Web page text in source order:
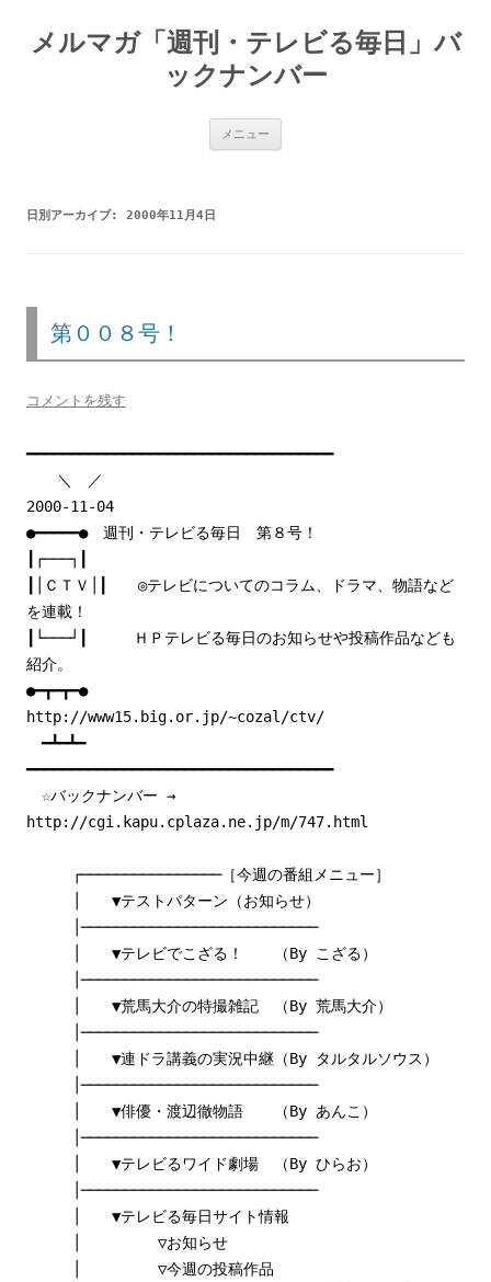
メルマガ「週刊・テレビる毎日」バ
ックナンバー
メニュー
日別アーカイブ: 2000年11月4日
第００８号！
コメントを残す
━━━━━━━━━━━━━━━━━━━━━━━━━━━━━━━━━━━
＼ ／
2000-11-04
●━━━━━● 週刊・テレビる毎日 第８号！
┃┌───┐┃
┃│ＣＴＶ│┃ ◎テレビについてのコラム、ドラマ、物語など
を連載！
┃└───┘┃ ＨＰテレビる毎日のお知らせや投稿作品なども
紹介。
●━┳━┳━●
http://www15.big.or.jp/~cozal/ctv/
━┻━┻━
━━━━━━━━━━━━━━━━━━━━━━━━━━━━━━━━━━━
☆バックナンバー →
http://cgi.kapu.cplaza.ne.jp/m/747.html
┌────────────────［今週の番組メニュー］
│ ▼テストパターン（お知らせ）
│───────────────────────────
│ ▼テレビでこざる！ （By こざる）
│───────────────────────────
│ ▼荒馬大介の特撮雑記 （By 荒馬大介）
│───────────────────────────
│ ▼連ドラ講義の実況中継（By タルタルソウス）
│───────────────────────────
│ ▼俳優・渡辺徹物語 （By あんこ）
│───────────────────────────
│ ▼テレビるワイド劇場 （By ひらお）
│───────────────────────────
│ ▼テレビる毎日サイト情報
│ ▽お知らせ
│ ▽今週の投稿作品